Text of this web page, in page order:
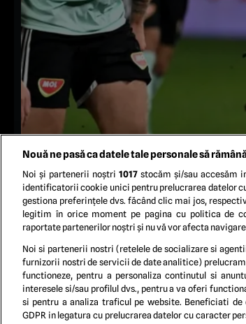
Nouă ne pasă ca datele tale personale să
Noi și partenerii noștri 1017stocăm și/sau accesăm
identificatorii cookie unici pentru prelucrarea datelor
gestiona preferințele dvs. făcând clic mai jos,
legitim în orice moment pe pagina cu politica de
raportate partenerilor noștri și nu vă vor afecta
Noi si partenerii nostri (retelele de socializare si
furnizorii nostri de servicii de date analitice)
functioneze, pentru a personaliza continutul si
interesele si/sau profilul dvs., pentru a va oferi
si pentru a analiza traficul pe website. Beneficiati
GDPR in legatura cu prelucrarea datelor cu caracter